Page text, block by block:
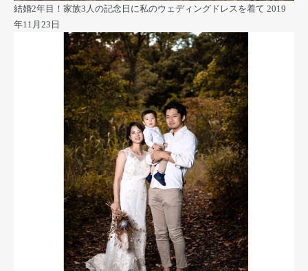
結婚2年目！家族3人の記念日に私のウェディングドレスを着て 2019
年11月23日